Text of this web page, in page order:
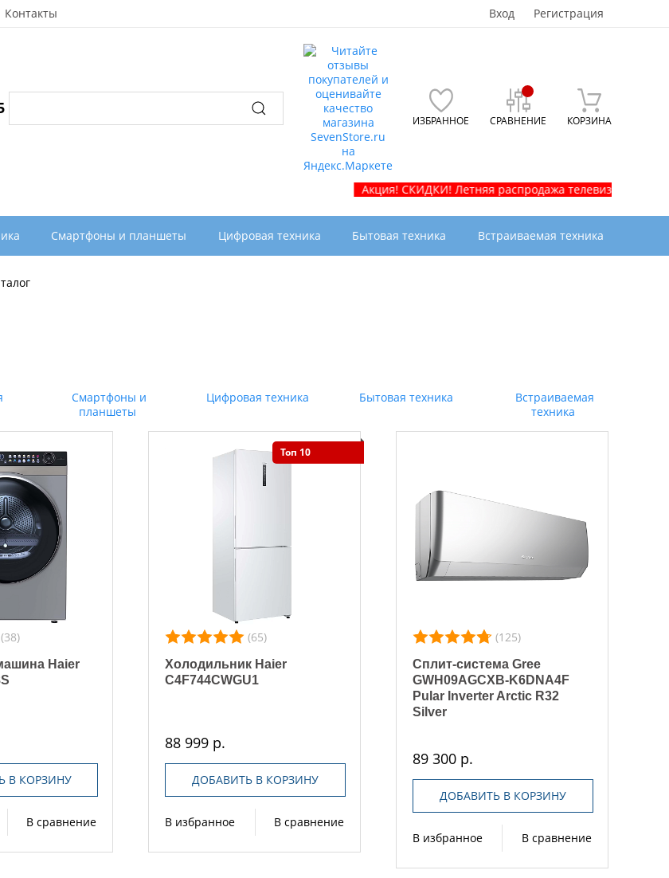
Контакты Вход Регистрация
ИЗБРАННОЕ СРАВНЕНИЕ КОРЗИНА
Акция! СКИДКИ! Летняя распродажа телевизоров и бытовой
Смартфоны и планшеты Цифровая техника Бытовая техника Встраиваемая техника
Смартфоны и
планшеты
Цифровая техника Бытовая техника
Встраиваемая
техника
(38)
Haier
В КОРЗИНУ
В сравнение
Топ 10
(65)
Холодильник Haier
C4F744CWGU1
88 999 р.
ДОБАВИТЬ В КОРЗИНУ
В избранное В сравнение
(125)
Сплит-система Gree
GWH09AGCXB-K6DNA4F
Pular Inverter Arctic R32
Silver
89 300 р.
ДОБАВИТЬ В КОРЗИНУ
В избранное В сравнение